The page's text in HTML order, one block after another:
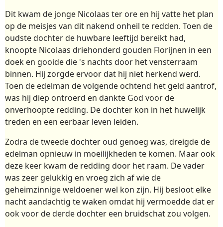
Dit kwam de jonge Nicolaas ter ore en hij vatte het plan
op de meisjes van dit nakend onheil te redden. Toen de
oudste dochter de huwbare leeftijd bereikt had,
knoopte Nicolaas driehonderd gouden Florijnen in een
doek en gooide die 's nachts door het vensterraam
binnen. Hij zorgde ervoor dat hij niet herkend werd.
Toen de edelman de volgende ochtend het geld aantrof,
was hij diep ontroerd en dankte God voor de
onverhoopte redding. De dochter kon in het huwelijk
treden en een eerbaar leven leiden.
Zodra de tweede dochter oud genoeg was, dreigde de
edelman opnieuw in moeilijkheden te komen. Maar ook
deze keer kwam de redding door het raam. De vader
was zeer gelukkig en vroeg zich af wie de
geheimzinnige weldoener wel kon zijn. Hij besloot elke
nacht aandachtig te waken omdat hij vermoedde dat er
ook voor de derde dochter een bruidschat zou volgen.